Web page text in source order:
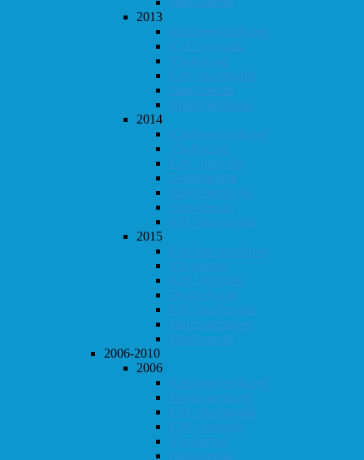
2013
Klubbmesterskapet
KM i lynsjakk
Vår-konrad
KM i hurtigsjakk
Høst-konrad
Høstturneringen
2014
Klubbmesterskapet
Vår-konrad
KM i lynsjakk
Dobbeltsjakk
Høstturneringen
Høst-konrad
KM i hurtigsjakk
2015
Klubbmesterskapet
Vår-konrad
KM i lynsjakk
Dobbeltsjakk
KM i hurtigsjakk
Høstturneringen
Høst-konrad
2006-2010
2006
Klubbmesterskapet
Høstturneringen
KM i hurtigsjakk
KM i lynsjakk
Vår-konrad
Høst-konrad